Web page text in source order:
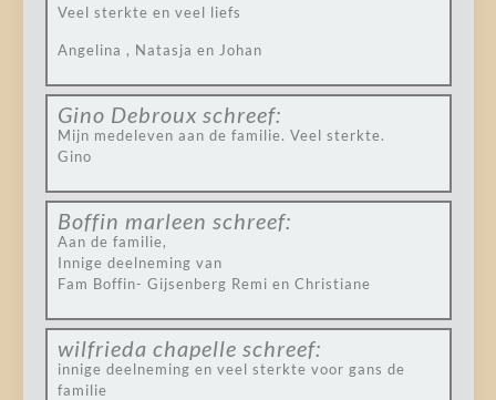
Veel sterkte en veel liefs
Angelina , Natasja en Johan
Gino Debroux schreef:
Mijn medeleven aan de familie. Veel sterkte.
Gino
Boffin marleen schreef:
Aan de familie,
Innige deelneming van
Fam Boffin- Gijsenberg Remi en Christiane
wilfrieda chapelle schreef:
innige deelneming en veel sterkte voor gans de
familie